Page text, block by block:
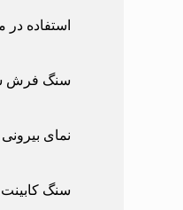
استفاده
سنگ فرش
نمای
سنگ